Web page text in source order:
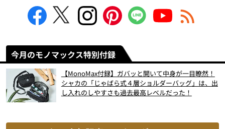
今月のモノマックス特別付録
【MonoMax付録】ガバッと開いて中身が一目瞭然！
シャカの「じゃばら式４層ショルダーバッグ」は、出
し入れのしやすさも過去最高レベルだった！